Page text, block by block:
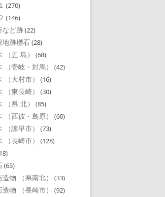
(270)
(146)
など跡(22)
地跡標石(28)
五 島） (68)
壱岐・対馬） (42)
大村市） (16)
東長崎） (30)
県 北） (85)
西彼・島原） (60)
諌早市） (73)
長崎市） (128)
(65)
物 （県南北） (33)
物 （長崎市） (92)